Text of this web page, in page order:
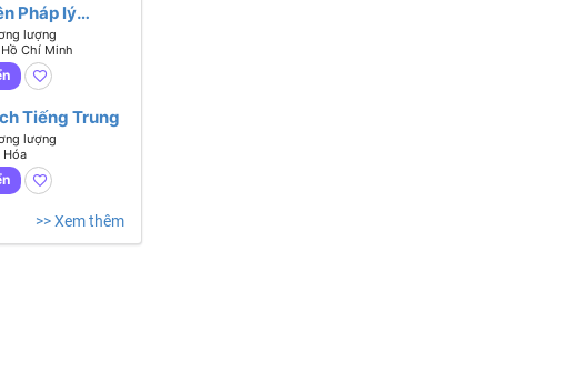
Pháp lý
lượng
Chí Minh
Tiếng Trung
lượng
Hóa
>> Xem thêm